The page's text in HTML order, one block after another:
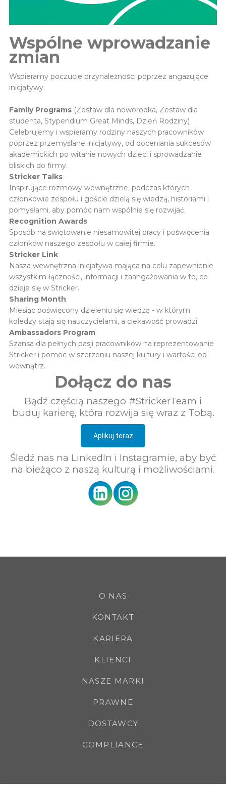
Wspólne wprowadzanie
zmian
Wspieramy poczucie przynależności poprzez angażujące
inicjatywy:
Family Programs(Zestaw dla noworodka, Zestaw dla
studenta, Stypendium Great Minds, Dzień Rodziny)
Celebrujemy i wspieramy rodziny naszych pracowników
poprzez przemyślane inicjatywy, od doceniania sukcesów
akademickich po witanie nowych dzieci i sprowadzanie
bliskich do firmy.
Stricker Talks
Inspirujące rozmowy wewnętrzne, podczas których
członkowie zespołu i goście dzielą się wiedzą, historiami i
pomysłami, aby pomóc nam wspólnie się rozwijać.
Recognition Awards
Sposób na świętowanie niesamowitej pracy i poświęcenia
członków naszego zespołu w całej firmie.
Stricker Link
Nasza wewnętrzna inicjatywa mająca na celu zapewnienie
wszystkim łączności, informacji i zaangażowania w to, co
dzieje się w Stricker.
Sharing Month
Miesiąc poświęcony dzieleniu się wiedzą - w którym
koledzy stają się nauczycielami, a ciekawość prowadzi
Ambassadors Program
Szansa dla pełnych pasji pracowników na reprezentowanie
Stricker i pomoc w szerzeniu naszej kultury i wartości od
wewnątrz.
Dołącz do nas
Bądź częścią naszego #StrickerTeam i
buduj karierę, która rozwija się wraz z Tobą.
Aplikuj teraz
Śledź nas na LinkedIn i Instagramie, aby być
na bieżąco z naszą kulturą i możliwościami.
O NAS
KONTAKT
KARIERA
KLIENCI
NASZE MARKI
PRAWNE
DOSTAWCY
COMPLIANCE